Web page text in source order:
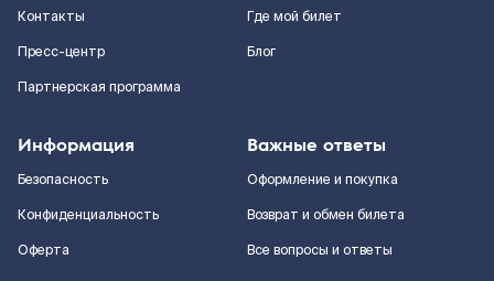
Контакты
Пресс-центр
Партнерская программа
Где мой билет
Блог
Информация
Безопасность
Конфиденциальность
Оферта
Важные ответы
Оформление и покупка
Возврат и обмен билета
Все вопросы и ответы